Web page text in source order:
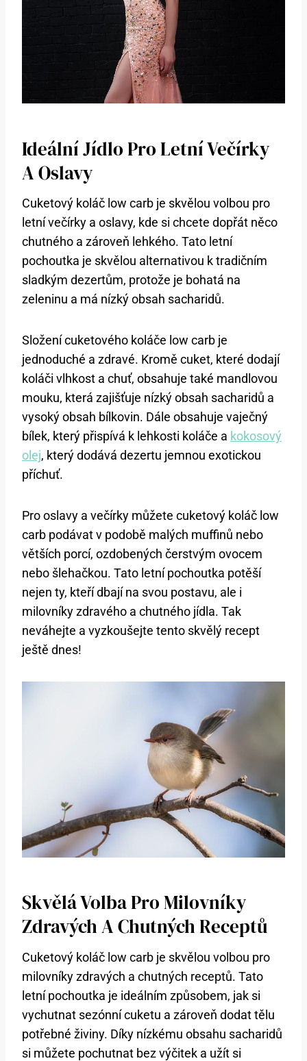
Ideální Jídlo ⁤pro ⁣letní Večírky
A Oslavy
Cuketový koláč low carb je skvělou volbou pro
letní večírky a⁣ oslavy, kde​ si chcete dopřát něco
‍chutného a zároveň lehkého. Tato letní
‍pochoutka je skvělou alternativou k tradičním
sladkým dezertům, protože je bohatá⁤ na
zeleninu a má nízký obsah sacharidů.
Složení cuketového koláče low⁣ carb je
jednoduché ​a zdravé. Kromě cuket, které dodají
koláči vlhkost a chuť, obsahuje také mandlovou
mouku, která zajišťuje nízký ⁤obsah sacharidů a‌
vysoký obsah bílkovin. Dále obsahuje vaječný
bílek, který přispívá k lehkosti koláče a kokosový
‌olej, který dodává⁢ dezertu jemnou exotickou
příchuť.
Pro oslavy a ⁣večírky můžete cuketový⁢ koláč low
carb podávat v​ podobě malých muffinů nebo
větších porcí, ozdobených čerstvým ovocem
nebo šlehačkou. Tato ‌letní pochoutka potěší
nejen ty, kteří dbají na svou postavu, ale i
milovníky zdravého a chutného jídla. Tak
neváhejte a vyzkoušejte tento skvělý recept​
ještě dnes!
Skvělá Volba Pro‍ Milovníky
Zdravých A Chutných Receptů
Cuketový koláč low carb⁣ je skvělou volbou pro
milovníky zdravých a chutných receptů. Tato
‌letní pochoutka ⁢je ideálním způsobem, jak si
vychutnat sezónní cuketu a zároveň dodat tělu
potřebné živiny. Díky‍ nízkému obsahu sacharidů
si můžete pochutnat bez výčitek ⁢a užít si